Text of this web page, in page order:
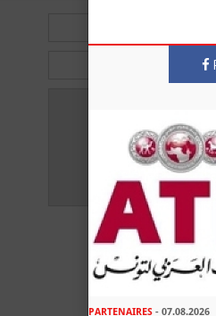
PARTENAIRES - 07.08.2026